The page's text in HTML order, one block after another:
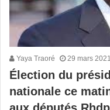
Yaya Traoré 29 mars 2021
Élection du
nationale ce
aux députés